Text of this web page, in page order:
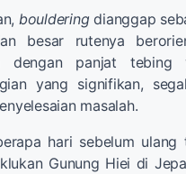
boulderingdianggap
besar rutenya
dengan panjat tebing
yang signifikan,
masalah.
hari sebelum ulang
Gunung Hiei di